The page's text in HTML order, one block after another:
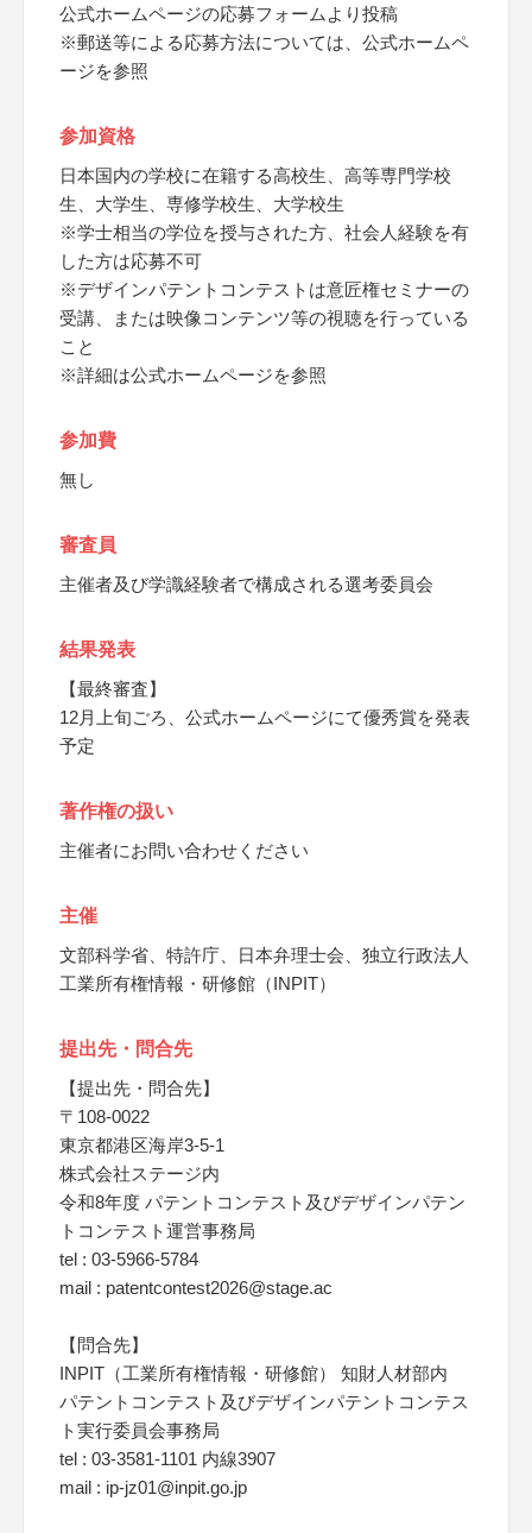
公式ホームページの応募フォームより投稿
※郵送等による応募方法については、公式ホームペ
ージを参照
参加資格
日本国内の学校に在籍する高校生、高等専門学校
生、大学生、専修学校生、大学校生
※学士相当の学位を授与された方、社会人経験を有
した方は応募不可
※デザインパテントコンテストは意匠権セミナーの
受講、または映像コンテンツ等の視聴を行っている
こと
※詳細は公式ホームページを参照
参加費
無し
審査員
主催者及び学識経験者で構成される選考委員会
結果発表
【最終審査】
12月上旬ごろ、公式ホームページにて優秀賞を発表
予定
著作権の扱い
主催者にお問い合わせください
主催
文部科学省、特許庁、日本弁理士会、独立行政法人
工業所有権情報・研修館（INPIT）
提出先・問合先
【提出先・問合先】
〒108-0022
東京都港区海岸3-5-1
株式会社ステージ内
令和8年度 パテントコンテスト及びデザインパテン
トコンテスト運営事務局
tel : 03-5966-5784
mail : patentcontest2026@stage.ac
【問合先】
INPIT（工業所有権情報・研修館） 知財人材部内
パテントコンテスト及びデザインパテントコンテス
ト実行委員会事務局
tel : 03-3581-1101 内線3907
mail : ip-jz01@inpit.go.jp